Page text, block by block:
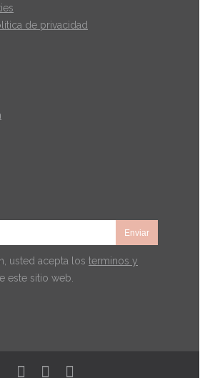
de privacidad
usted acepta los terminos y
este sitio web.